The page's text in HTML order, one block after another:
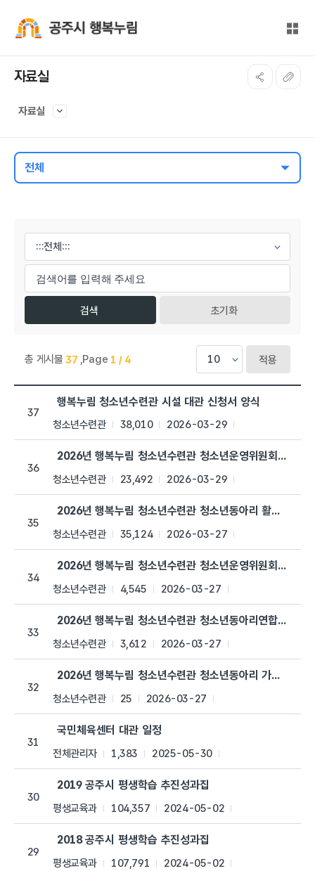
전체
자료실
자료실
전체
초기화
총 게시물 37 ,Page 1 / 4 적용
행복누림 > 자료실 목록으로 번호, 제목, 작성자, 조회수,등록일,
37
행복누림 청소년수련관 시설 대관 신청서 양식
청소년수련관 38,010 2026-03-29
36
2026년 행복누림 청소년수련관 청소년운영위원회 '이룸'
청소년수련관 23,492 2026-03-29
35
2026년 행복누림 청소년수련관 청소년동아리 활동 일지
청소년수련관 35,124 2026-03-27
34
2026년 행복누림 청소년수련관 청소년운영위원회 '이룸'
청소년수련관 4,545 2026-03-27
33
2026년 행복누림 청소년수련관 청소년동아리연합회 '키
청소년수련관 3,612 2026-03-27
32
2026년 행복누림 청소년수련관 청소년동아리 가입신청서
청소년수련관 25 2026-03-27
31
국민체육센터 대관 일정
전체관리자 1,383 2025-05-30
30
2019 공주시 평생학습 추진성과집
평생교육과 104,357 2024-05-02
29
2018 공주시 평생학습 추진성과집
평생교육과 107,791 2024-05-02